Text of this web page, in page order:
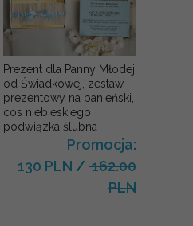
Prezent dla Panny Młodej
od Świadkowej, zestaw
prezentowy na panieński,
cos niebieskiego
podwiązka ślubna
Promocja:
130 PLN / 162.00
PLN